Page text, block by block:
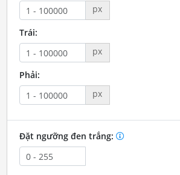
px
Trái:
px
Phải:
px
Đặt ngưỡng đen trắng: